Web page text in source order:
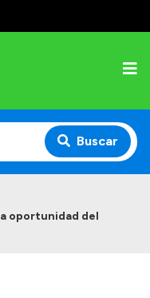
Buscar
oportunidad del